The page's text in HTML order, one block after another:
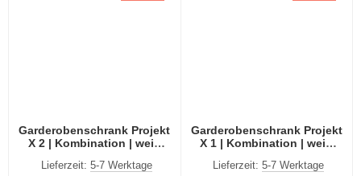
Garderobenschrank Projekt
X 2 | Kombination | weiß
Lieferzeit: 5-7 Werktage
Garderobenschrank Projekt
X 1 | Kombination | weiß
teilig
Lieferzeit:5-7 Werktage